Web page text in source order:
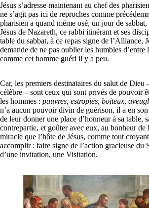
Jésus s’adresse maintenant au chef des
ne s’agit pas ici de reproches comme
pharisien a quand même osé, un jour de
Jésus de Nazareth, ce rabbi itinérant et ses
table du sabbat, à ce repas signe de l’Alliance,
demande de ne pas oublier les humbles d’entre
comme cet homme guéri il y a peu.
Car, les premiers destinataires du salut de Dieu
célèbre – sont ceux qui sont privés de pouvoir
les hommes : pauvres, estropiés, boiteux,
n’a aucun pouvoir divin de guérison, il a en
de leur donner une place d’honneur à sa table,
contrepartie, et goûter avec eux, au bonheur de
miracle que l’hôte de Jésus, comme tout
accomplir : faire signe de l’action gracieuse du
d’une invitation, une Visitation.